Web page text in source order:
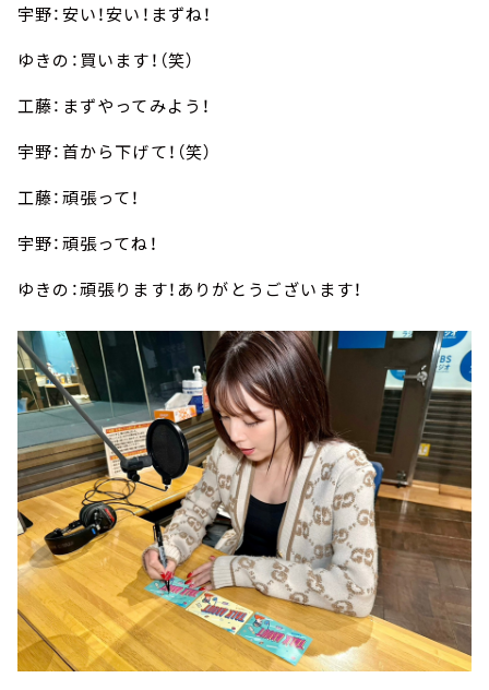
宇野：安い！安い！まずね！
ゆきの：買います！（笑）
工藤：まずやってみよう！
宇野：首から下げて！（笑）
工藤：頑張って！
宇野：頑張ってね！
ゆきの：頑張ります！ありがとうございます！